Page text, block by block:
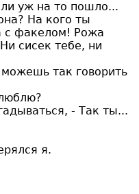
уж на то пошло...
На кого ты
с факелом! Рожа
сисек тебе, ни
так говорить
- Так ты...
я.